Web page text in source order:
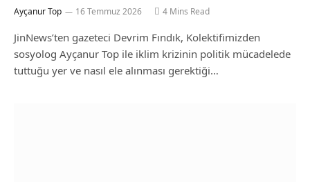
Ayçanur Top 16 Temmuz 2026 4 Mins Read
JinNews’ten gazeteci Devrim Fındık, Kolektifimizden
sosyolog Ayçanur Top ile iklim krizinin politik mücadelede
tuttuğu yer ve nasıl ele alınması gerektiği…